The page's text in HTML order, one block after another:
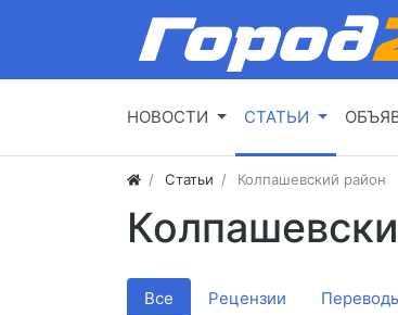
НОВОСТИ СТАТЬИ
Статьи Колпашевский район
Все Рецензии